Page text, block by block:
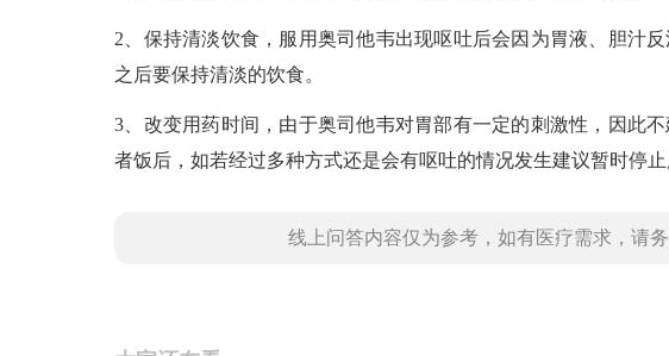
2、保持清淡饮食，服用奥司他韦出现呕吐后会因为胃液、胆汁
之后要保持清淡的饮食。
3、改变用药时间，由于奥司他韦对胃部有一定的刺激性，因此
者饭后，如若经过多种方式还是会有呕吐的情况发生建议暂时停止
线上问答内容仅为参考，如有医疗需求，请